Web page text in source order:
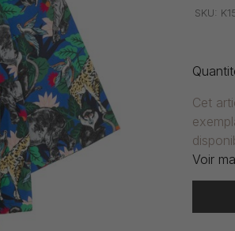
SKU:
Cet
Voir